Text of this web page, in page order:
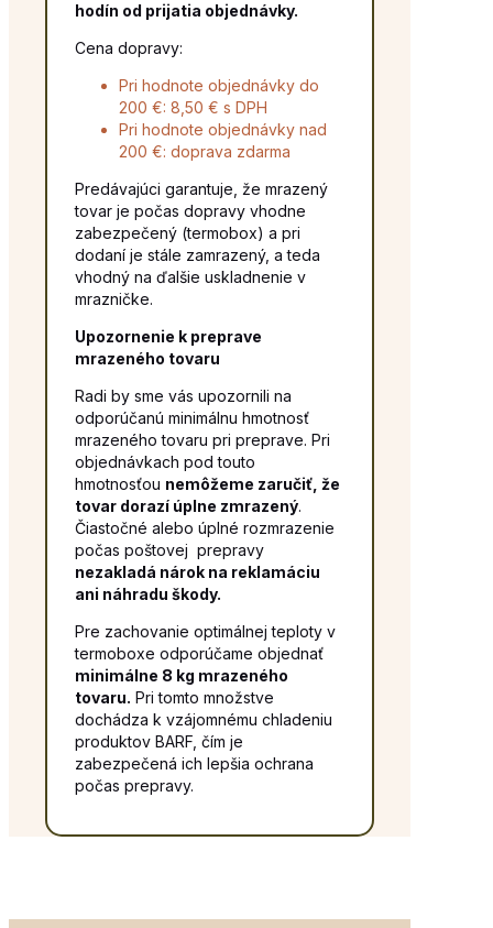
hodín od prijatia objednávky.
Cena dopravy:
Pri hodnote objednávky do
200 €: 8,50 € s DPH
Pri hodnote objednávky nad
200 €: doprava zdarma
Predávajúci garantuje, že mrazený
tovar je počas dopravy vhodne
zabezpečený (termobox) a pri
dodaní je stále zamrazený, a teda
vhodný na ďalšie uskladnenie v
mrazničke.
Upozornenie k preprave
mrazeného tovaru
Radi by sme vás upozornili na
odporúčanú minimálnu hmotnosť
mrazeného tovaru pri preprave. Pri
objednávkach pod touto
hmotnosťou nemôžeme zaručiť, že
tovar dorazí úplne zmrazený.
Čiastočné alebo úplné rozmrazenie
počas poštovej prepravy
nezakladá nárok na reklamáciu
ani náhradu škody.
Pre zachovanie optimálnej teploty v
termoboxe odporúčame objednať
minimálne 8 kg mrazeného
tovaru. Pri tomto množstve
dochádza k vzájomnému chladeniu
produktov BARF, čím je
zabezpečená ich lepšia ochrana
počas prepravy.